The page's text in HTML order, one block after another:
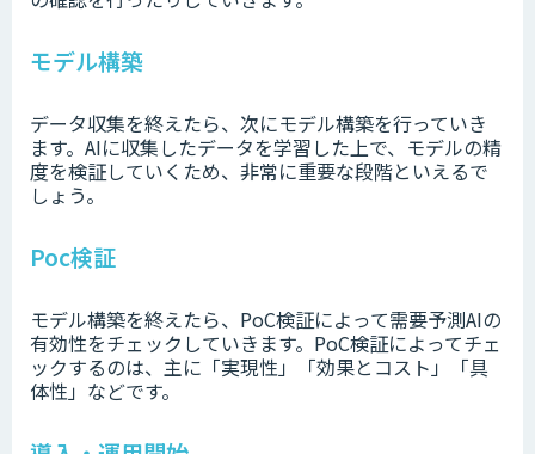
モデル構築
データ収集を終えたら、次にモデル構築を行っていき
ます。AIに収集したデータを学習した上で、モデルの精
度を検証していくため、非常に重要な段階といえるで
しょう。
Poc検証
モデル構築を終えたら、PoC検証によって需要予測AIの
有効性をチェックしていきます。PoC検証によってチェ
ックするのは、主に「実現性」「効果とコスト」「具
体性」などです。